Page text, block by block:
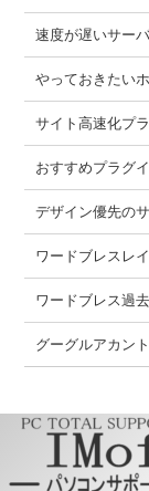
速度が遅いサー
やっておきたい
サイト高速化プ
おすすめプラグ
デザイン優先の
ワードブレスレ
ワードブレス過
グーグルアカン